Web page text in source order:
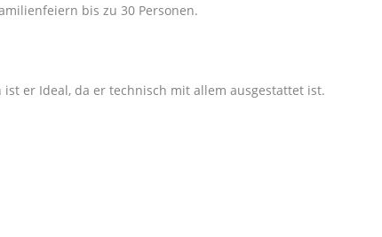
bis zu 30 Personen.
er Ideal, da er technisch mit allem ausgestattet ist.